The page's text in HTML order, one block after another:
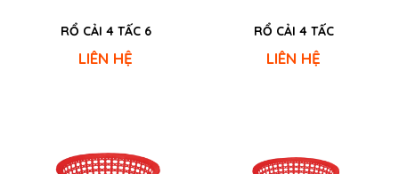
RỔ CẢI 4 TẤC 6
LIÊN HỆ
RỔ CẢI 4 TẤC
LIÊN HỆ